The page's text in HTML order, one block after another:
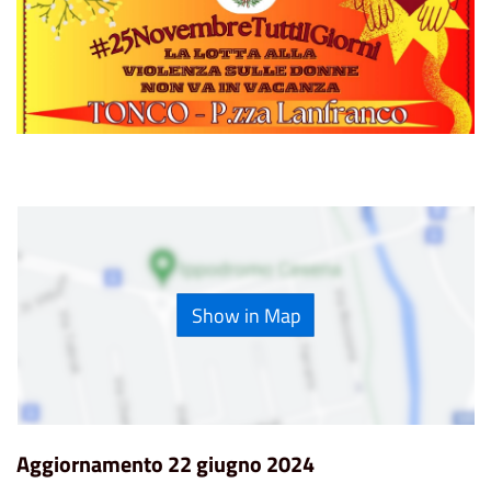
Show in Map
Aggiornamento 22 giugno 2024